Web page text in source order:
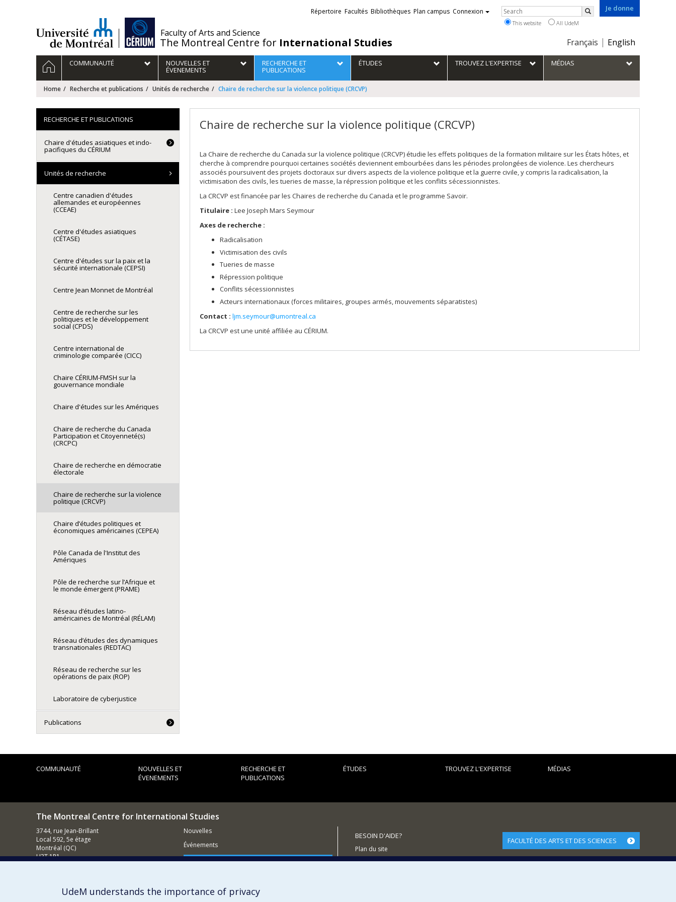
Faculty of Arts and Science
The Montreal Centre for International Studies
Je donne
Choix
la
langue
Français English
Liens
externes
Répertoire Facultés Bibliothèques Plan campus Connexion Rechercher
Search
This website All UdeM
Navigation
principale
HOMECOMMUNAUTÉ NOUVELLES ET
ÉVENEMENTS
RECHERCHE ET
PUBLICATIONS
ÉTUDES TROUVEZ L'EXPERTISE MÉDIAS
Home Recherche et publications Unités de recherche Chaire de recherche sur la violence politique (CRCVP)
Chaire de recherche sur la violence politique (CRCVP)
La Chaire de recherche du Canada sur la violence politique (CRCVP) étudie les effets politiques de la formation militaire sur les États hôtes, et
cherche à comprendre pourquoi certaines sociétés deviennent embourbées dans les périodes prolongées de violence. Les chercheurs
associés poursuivent des projets doctoraux sur divers aspects de la violence politique et la guerre civile, y compris la radicalisation, la
victimisation des civils, les tueries de masse, la répression politique et les conflits sécessionnistes.
La CRCVP est financée par les Chaires de recherche du Canada et le programme Savoir.
Titulaire : Lee Joseph Mars Seymour
Axes de recherche :
Radicalisation
Victimisation des civils
Tueries de masse
Répression politique
Conflits sécessionnistes
Acteurs internationaux (forces militaires, groupes armés, mouvements séparatistes)
Contact : ljm.seymour@umontreal.ca
La CRCVP est une unité affiliée au CÉRIUM.
RECHERCHE ET PUBLICATIONS
Chaire d'études asiatiques et indo-
pacifiques du CÉRIUM
Unités de recherche
Centre canadien d'études
allemandes et européennes
(CCEAE)
Centre d'études asiatiques
(CÉTASE)
Centre d'études sur la paix et la
sécurité internationale (CEPSI)
Centre Jean Monnet de Montréal
Centre de recherche sur les
politiques et le développement
social (CPDS)
Centre international de
criminologie comparée (CICC)
Chaire CÉRIUM-FMSH sur la
gouvernance mondiale
Chaire d'études sur les Amériques
Chaire de recherche du Canada
Participation et Citoyenneté(s)
(CRCPC)
Chaire de recherche en démocratie
électorale
Chaire de recherche sur la violence
politique (CRCVP)
Chaire d’études politiques et
économiques américaines (CEPEA)
Pôle Canada de l'Institut des
Amériques
Pôle de recherche sur l’Afrique et
le monde émergent (PRAME)
Réseau d’études latino-
américaines de Montréal (RÉLAM)
Réseau d’études des dynamiques
transnationales (REDTAC)
Réseau de recherche sur les
opérations de paix (ROP)
Laboratoire de cyberjustice
Publications
COMMUNAUTÉ
NOUVELLES ET
ÉVENEMENTS
RECHERCHE ET
PUBLICATIONS
ÉTUDES TROUVEZ L'EXPERTISE MÉDIAS
The Montreal Centre for International Studies
3744, rue Jean-Brillant
Local 592, 5e étage
Montréal (QC)
H3T 1P1
Nouvelles
Événements
Comment soutenir le CÉRIUM?
BESOIN D'AIDE?
Plan du site
Signaler une erreur
FACULTÉ DES ARTS ET DES SCIENCES
Nos départements et écoles
UdeM understands the importance of privacy